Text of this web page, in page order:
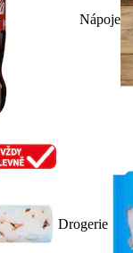
Nápoje
Drogerie